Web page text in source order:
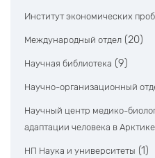
Институт экономических
Международный отдел (20)
Научная библиотека (9)
Научно-организационный
Научный центр медико-
адаптации человека в Арктике
НП Наука и университеты (1)